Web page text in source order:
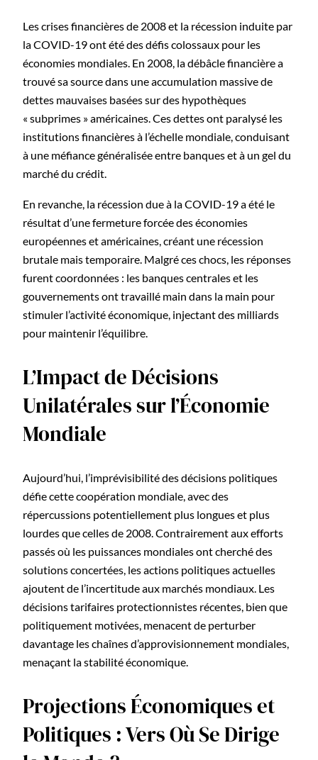
Les crises financières de 2008 et la récession induite par
la COVID-19 ont été des défis colossaux pour les
économies mondiales. En 2008, la débâcle financière a
trouvé sa source dans une accumulation massive de
dettes mauvaises basées sur des hypothèques
« subprimes » américaines. Ces dettes ont paralysé les
institutions financières à l’échelle mondiale, conduisant
à une méfiance généralisée entre banques et à un gel du
marché du crédit.
En revanche, la récession due à la COVID-19 a été le
résultat d’une fermeture forcée des économies
européennes et américaines, créant une récession
brutale mais temporaire. Malgré ces chocs, les réponses
furent coordonnées : les banques centrales et les
gouvernements ont travaillé main dans la main pour
stimuler l’activité économique, injectant des milliards
pour maintenir l’équilibre.
L’Impact de Décisions
Unilatérales sur l’Économie
Mondiale
Aujourd’hui, l’imprévisibilité des décisions politiques
défie cette coopération mondiale, avec des
répercussions potentiellement plus longues et plus
lourdes que celles de 2008. Contrairement aux efforts
passés où les puissances mondiales ont cherché des
solutions concertées, les actions politiques actuelles
ajoutent de l’incertitude aux marchés mondiaux. Les
décisions tarifaires protectionnistes récentes, bien que
politiquement motivées, menacent de perturber
davantage les chaînes d’approvisionnement mondiales,
menaçant la stabilité économique.
Projections Économiques et
Politiques : Vers Où Se Dirige